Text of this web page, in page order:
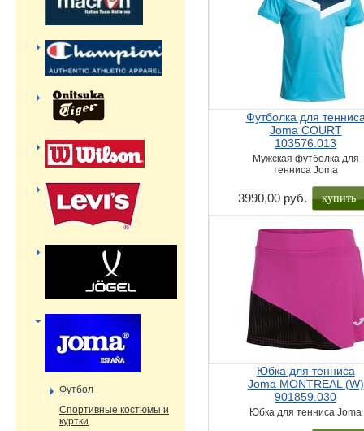
Футболка для
Joma COURT
103576.013
Мужская футболка для
тенниса Joma
3990,00 руб. купить
Юбка для тенниса
Joma MONTREAL (W)
901859.030
Юбка для тенниса Joma
Футбол
Cпортивные костюмы и
куртки